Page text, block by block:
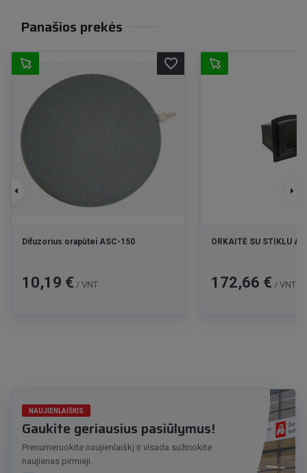
Panašios prekės
Difuzorius orapūtei ASC-150
Kaina
10,19 € / VNT
favorite_border
ORKAITĖ SU STIKLU A-
Kaina
172,66 € / VNT
NAUJIENLAIŠKIS
Gaukite geriausius pasiūlymus!
Prenumeruokite naujienlaiškį ir visada sužinokite
naujienas pirmieji.